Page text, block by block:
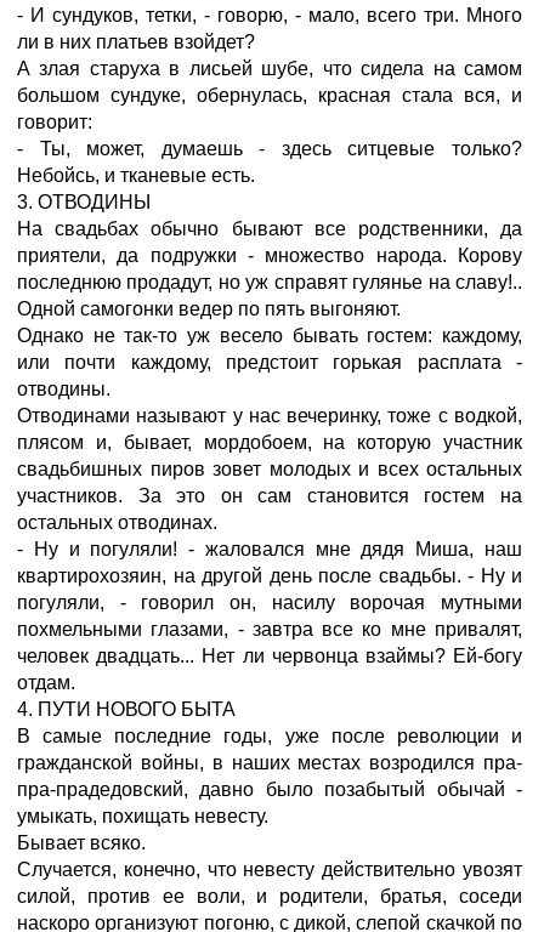
- И сундуков, тетки, - говорю, - мало, всего три. Много
ли в них платьев взойдет?
А злая старуха в лисьей шубе, что сидела на самом
большом сундуке, обернулась, красная стала вся, и
говорит:
- Ты, может, думаешь - здесь ситцевые только?
Небойсь, и тканевые есть.
3. ОТВОДИНЫ
На свадьбах обычно бывают все родственники, да
приятели, да подружки - множество народа. Корову
последнюю продадут, но уж справят гулянье на славу!..
Одной самогонки ведер по пять выгоняют.
Однако не так-то уж весело бывать гостем: каждому,
или почти каждому, предстоит горькая расплата -
отводины.
Отводинами называют у нас вечеринку, тоже с водкой,
плясом и, бывает, мордобоем, на которую участник
свадьбишных пиров зовет молодых и всех остальных
участников. За это он сам становится гостем на
остальных отводинах.
- Ну и погуляли! - жаловался мне дядя Миша, наш
квартирохозяин, на другой день после свадьбы. - Ну и
погуляли, - говорил он, насилу ворочая мутными
похмельными глазами, - завтра все ко мне привалят,
человек двадцать... Нет ли червонца взаймы? Ей-богу
отдам.
4. ПУТИ НОВОГО БЫТА
В самые последние годы, уже после революции и
гражданской войны, в наших местах возродился пра-
пра-прадедовский, давно было позабытый обычай -
умыкать, похищать невесту.
Бывает всяко.
Случается, конечно, что невесту действительно увозят
силой, против ее воли, и родители, братья, соседи
наскоро организуют погоню, с дикой, слепой скачкой по